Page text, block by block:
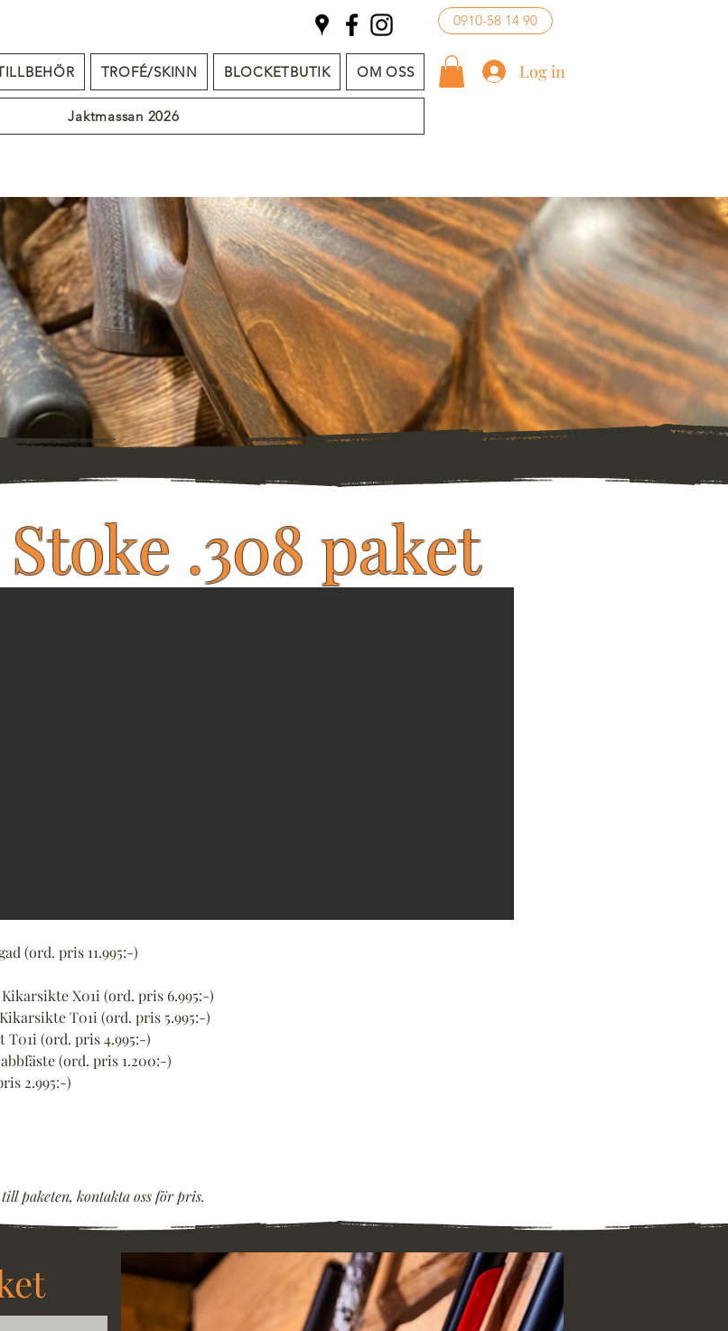
TROFÉ/SKINN BLOCKETBUTIK OM OSS
Jaktmassan 2026
0910-58 14 90
Log in
.308 paket
(ord. pris 11.995:-)
X01i (ord. pris 6.995:-)
T01i (ord. pris 5.995:-)
T01i (ord. pris 4.995:-)
(ord. pris 1.200:-)
2.995:-)
paketen, kontakta oss för pris.